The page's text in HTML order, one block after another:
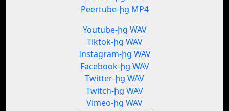
Peertube-ից MP4
Youtube-ից WAV
Tiktok-ից WAV
Instagram-ից WAV
Facebook-ից WAV
Twitter-ից WAV
Twitch-ից WAV
Vimeo-ից WAV